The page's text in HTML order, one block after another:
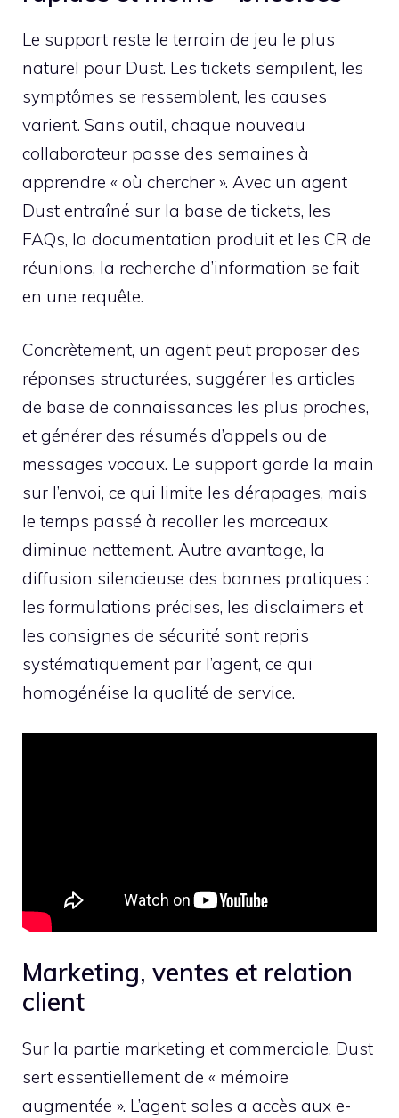
Le support reste le terrain de jeu le plus
naturel pour Dust. Les tickets s’empilent, les
symptômes se ressemblent, les causes
varient. Sans outil, chaque nouveau
collaborateur passe des semaines à
apprendre « où chercher ». Avec un agent
Dust entraîné sur la base de tickets, les
FAQs, la documentation produit et les CR de
réunions, la recherche d’information se fait
en une requête.
Concrètement, un agent peut proposer des
réponses structurées, suggérer les articles
de base de connaissances les plus proches,
et générer des résumés d’appels ou de
messages vocaux. Le support garde la main
sur l’envoi, ce qui limite les dérapages, mais
le temps passé à recoller les morceaux
diminue nettement. Autre avantage, la
diffusion silencieuse des bonnes pratiques :
les formulations précises, les disclaimers et
les consignes de sécurité sont repris
systématiquement par l’agent, ce qui
homogénéise la qualité de service.
Marketing, ventes et relation
client
Sur la partie marketing et commerciale, Dust
sert essentiellement de « mémoire
augmentée ». L’agent sales a accès aux e-